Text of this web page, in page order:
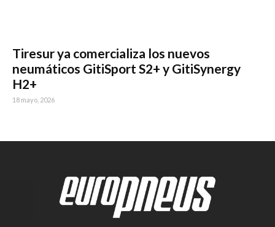
Tiresur ya comercializa los nuevos
neumáticos GitiSport S2+ y GitiSynergy
H2+
18 mayo, 2026